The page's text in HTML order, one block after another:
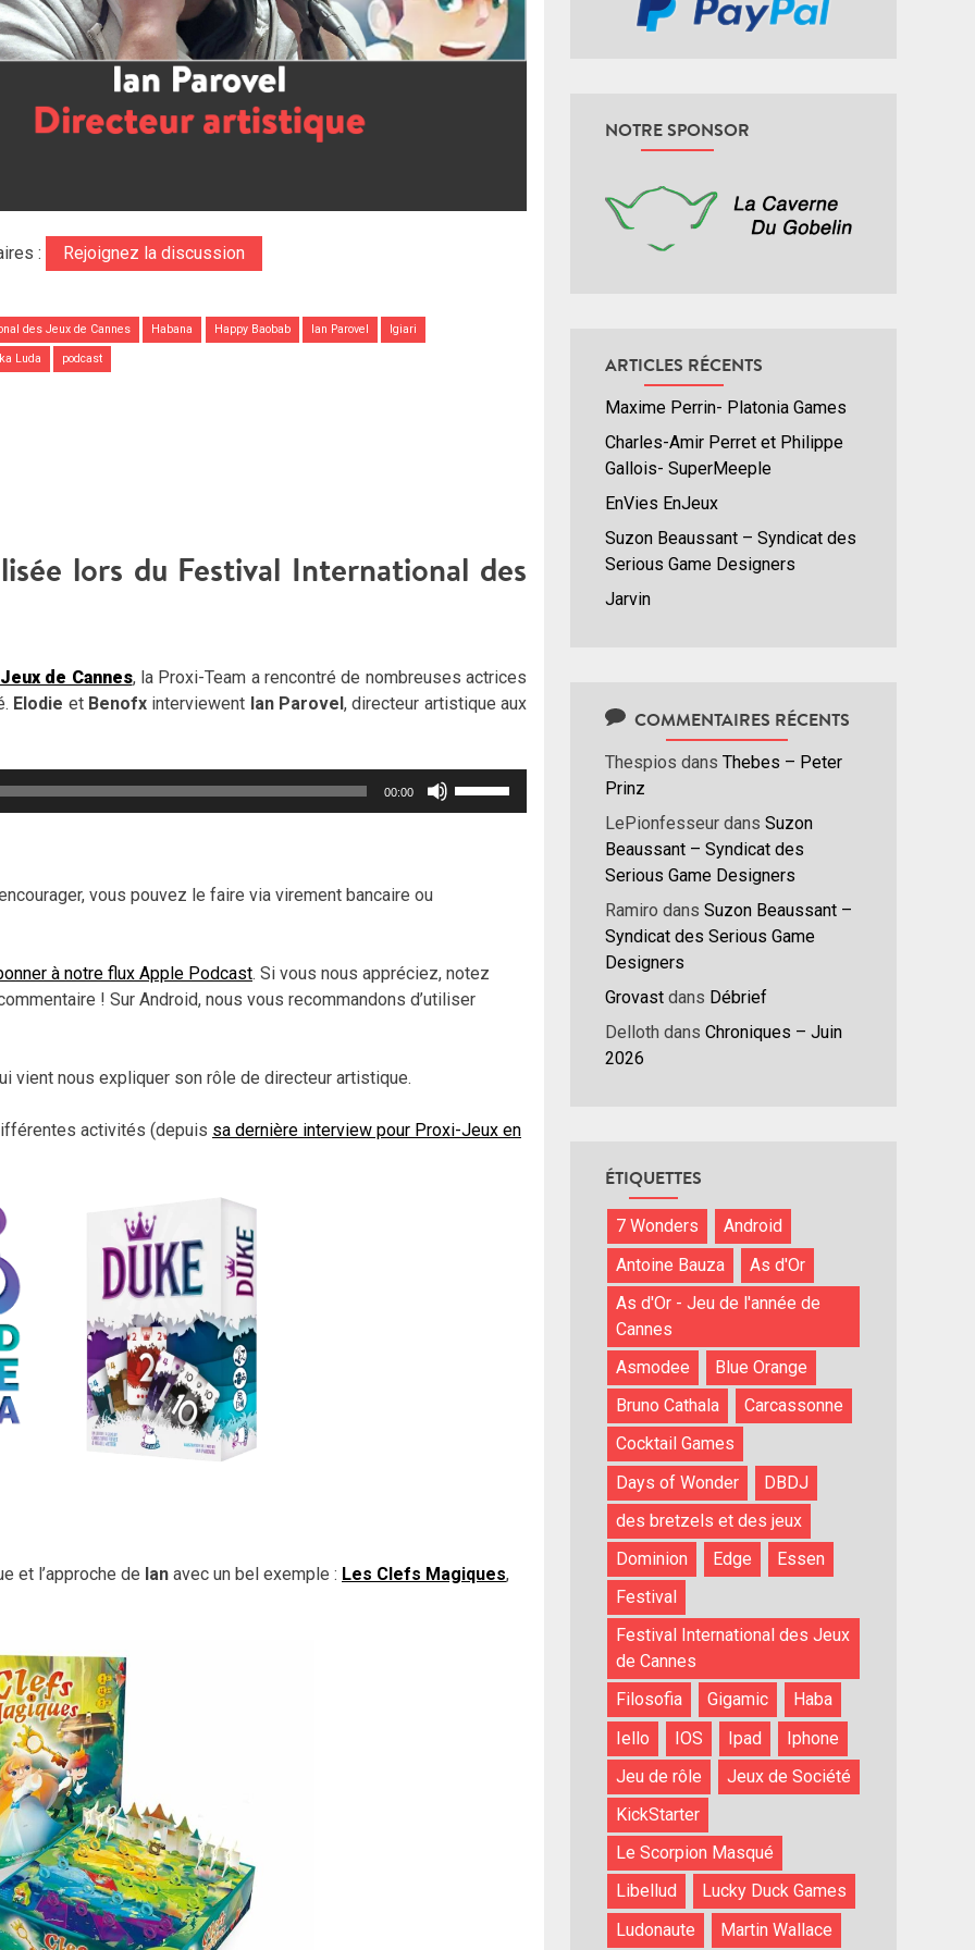
: Rejoignez la discussion
des Jeux de Cannes Habana Happy Baobab Ian Parovel Igiari
Luda podcast
lors du Festival International des
de Cannes, la Proxi-Team a rencontré de nombreuses actrices
Elodie et Benofx interviewent Ian Parovel, directeur artistique aux
00:00
diminuer
vous pouvez le faire via virement bancaire ou
à notre flux Apple Podcast. Si vous nous appréciez, notez
! Sur Android, nous vous recommandons d’utiliser
vient nous expliquer son rôle de directeur artistique.
activités (depuis sa dernière interview pour Proxi-Jeux en
et l’approche de Ian avec un bel exemple : Les Clefs Magiques,
NOTRE SPONSOR
ARTICLES RÉCENTS
Maxime Perrin- Platonia Games
Charles-Amir Perret et Philippe
Gallois- SuperMeeple
EnVies EnJeux
Suzon Beaussant – Syndicat des
Serious Game Designers
Jarvin
COMMENTAIRES RÉCENTS
Thespios dans Thebes – Peter
Prinz
LePionfesseur dans Suzon
Beaussant – Syndicat des
Serious Game Designers
Ramiro dans Suzon Beaussant –
Syndicat des Serious Game
Designers
Grovast dans Débrief
Delloth dans Chroniques – Juin
2026
ÉTIQUETTES
7 Wonders
Android
Antoine Bauza
As d'Or
As d'Or - Jeu de l'année de
Cannes
Asmodee
Blue Orange
Bruno Cathala
Carcassonne
Cocktail Games
Days of Wonder
DBDJ
des bretzels et des jeux
Dominion
Edge
Essen
Festival
Festival International des Jeux
de Cannes
Filosofia
Gigamic
Haba
Iello
IOS Ipad
Iphone
Jeu de rôle
Jeux de Société
KickStarter
Le Scorpion Masqué
Libellud
Lucky Duck Games
Ludonaute
Martin Wallace